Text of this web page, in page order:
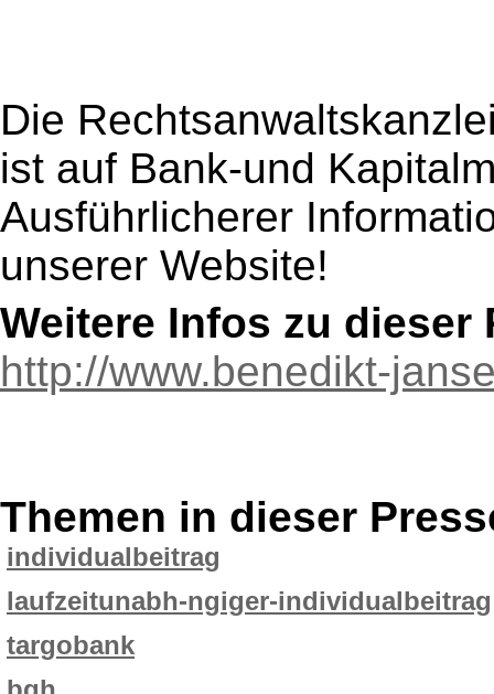
Die
ist auf Bank-und
Ausführlicherer
unserer Website!
Weitere Infos zu dieser
http://www.benedikt-
Themen in dieser
individualbeitrag
laufzeitunabh-ngiger-individualbeitrag
targobank